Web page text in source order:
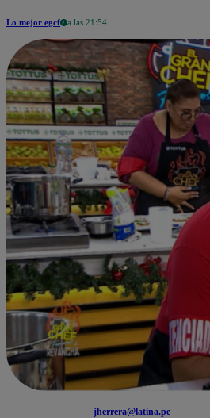
Lo mejor egcf a las 21:54
jherrera@latina.pe